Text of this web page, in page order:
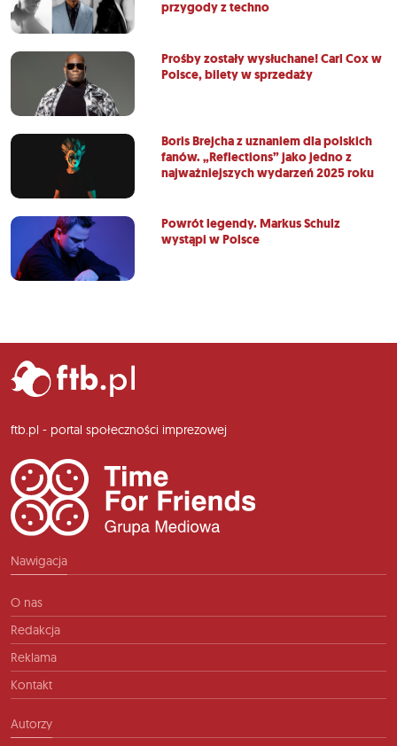
przygody z techno
Prośby zostały wysłuchane! Carl Cox w
Polsce, bilety w sprzedaży
Boris Brejcha z uznaniem dla polskich
fanów. „Reflections” jako jedno z
najważniejszych wydarzeń 2025 roku
Powrót legendy. Markus Schulz
wystąpi w Polsce
ftb.pl - portal społeczności imprezowej
Nawigacja
O nas
Redakcja
Reklama
Kontakt
Autorzy